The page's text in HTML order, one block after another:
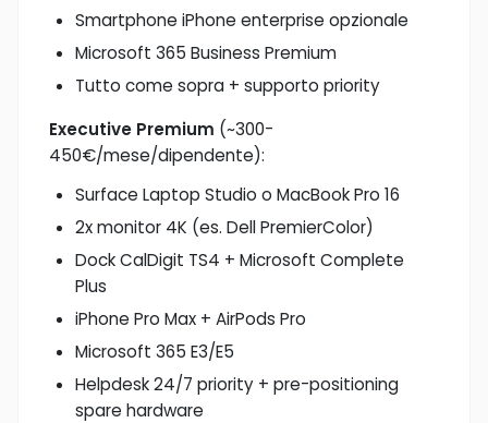
Smartphone iPhone enterprise opzionale
Microsoft 365 Business Premium
Tutto come sopra + supporto priority
Executive Premium (~300-
450€/mese/dipendente):
Surface Laptop Studio o MacBook Pro 16
2x monitor 4K (es. Dell PremierColor)
Dock CalDigit TS4 + Microsoft Complete
Plus
iPhone Pro Max + AirPods Pro
Microsoft 365 E3/E5
Helpdesk 24/7 priority + pre-positioning
spare hardware